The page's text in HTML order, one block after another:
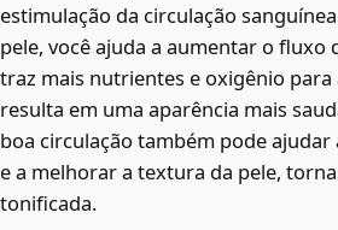
estimulação da circulação
pele, você ajuda a aumentar o fluxo
traz mais nutrientes e oxigênio para
resulta em uma aparência mais
boa circulação também pode
e a melhorar a textura da pele,
tonificada.